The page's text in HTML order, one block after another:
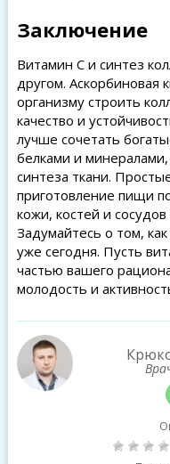
Заключение
Витамин C и синтез
другом. Аскорбиновая
организму строить
качество и
лучше сочетать
белками и
синтеза ткани.
приготовление пищи
кожи, костей и
Задумайтесь о том,
уже сегодня. Пусть
частью вашего
молодость и